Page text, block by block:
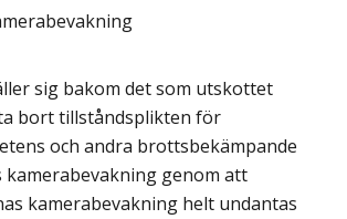
sig bakom det som utskottet
bort tillståndsplikten för
och andra brottsbekämpande
kamerabevakning genom att
kamerabevakning helt undantas